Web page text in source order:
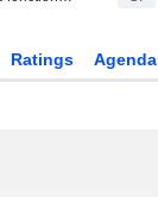
Ratings Agenda